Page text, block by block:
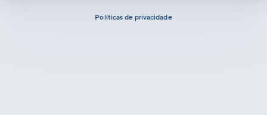
Políticas de privacidade